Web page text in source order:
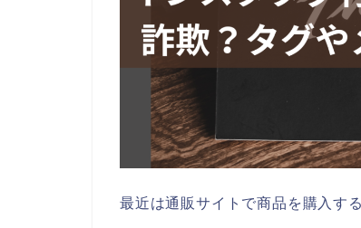
最近は通販サイトで商品を購入す